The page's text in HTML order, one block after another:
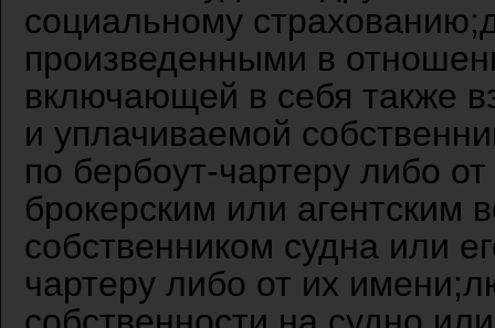
социальному
произведенными в
включающей в себя также
и уплачиваемой
по бербоут-чартеру либо
брокерским или
собственником судна или
чартеру либо от их